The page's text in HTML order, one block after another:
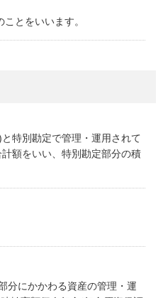
とをいいます。
特別勘定で管理・運用されて
額をいい、特別勘定部分の積
分にかかわる資産の管理・運